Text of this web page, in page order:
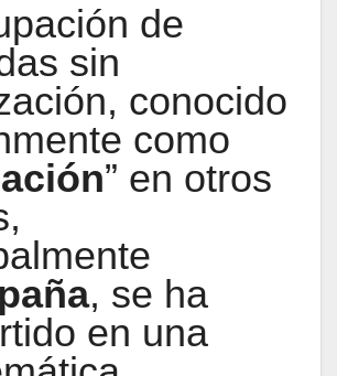
de
sin
conocido
como
” en otros
, se ha
en una